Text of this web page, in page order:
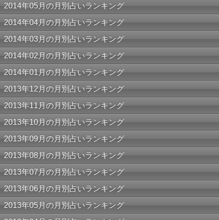
2014年05月の月別占いランキング
2014年04月の月別占いランキング
2014年03月の月別占いランキング
2014年02月の月別占いランキング
2014年01月の月別占いランキング
2013年12月の月別占いランキング
2013年11月の月別占いランキング
2013年10月の月別占いランキング
2013年09月の月別占いランキング
2013年08月の月別占いランキング
2013年07月の月別占いランキング
2013年06月の月別占いランキング
2013年05月の月別占いランキング